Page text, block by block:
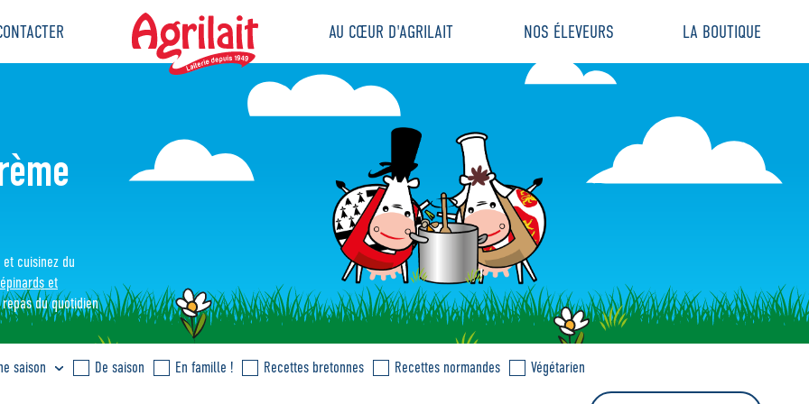
AU CŒUR D'AGRILAIT NOS ÉLEVEURS LA BOUTIQUE
cuisinez du
et
du quotidien
saison De saison En famille ! Recettes bretonnes Recettes normandes Végétarien